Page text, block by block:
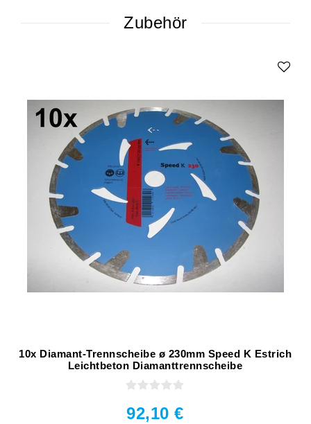
Zubehör
10x Diamant-Trennscheibe ø 230mm Speed K Estrich
Leichtbeton Diamanttrennscheibe
92,10 €